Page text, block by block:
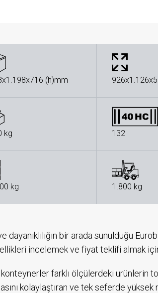
(h)mm
kg 132
kg 1.800 kg
dayanıklılığın bir arada sunulduğu
incelemek ve fiyat teklifi almak için
farklı ölçülerdeki ürünlerin
kolaylaştıran ve tek seferde